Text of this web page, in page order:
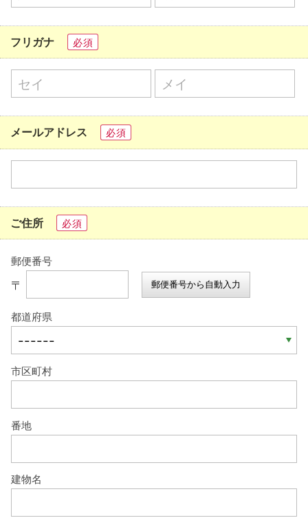
フリガナ 必須
メールアドレス 必須
ご住所 必須
郵便番号
〒 郵便番号から自動入力
都道府県
市区町村
番地
建物名